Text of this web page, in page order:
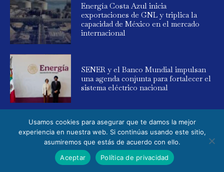
Energía Costa Azul inicia
exportaciones de GNL y triplica la
capacidad de México en el mercado
internacional
SENER y el Banco Mundial impulsan
una agenda conjunta para fortalecer el
sistema eléctrico nacional
© 2025 Global Energy. Todos los derechos reservados. Powered by
Elemental Media
Usamos cookies para asegurar que te damos la mejor
experiencia en nuestra web. Si continúas usando este sitio,
asumiremos que estás de acuerdo con ello.
Aceptar
Política de privacidad